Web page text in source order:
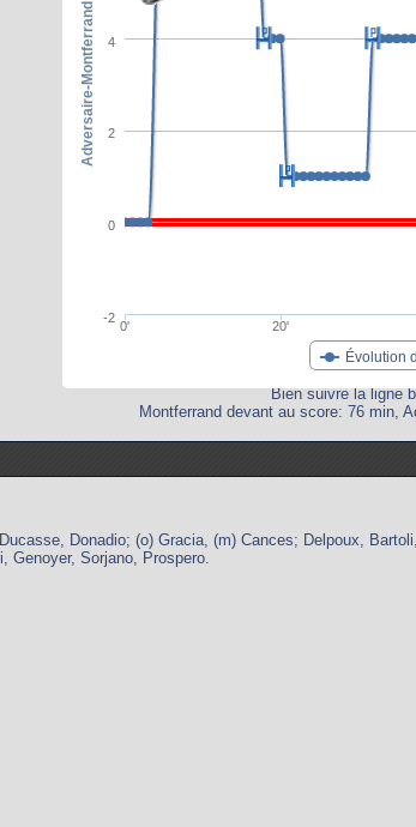
Évolution
0' 20'
-2
0
2
4
Adversaire-Montferrand
Bien suivre la ligne
Montferrand devant au score: 76 min,
Donadio; (o) Gracia, (m) Cances; Delpoux,
Genoyer, Sorjano, Prospero.